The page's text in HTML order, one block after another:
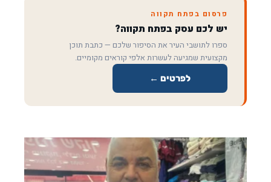
פרסום בפתח תקווה
יש לכם עסק בפתח תקווה?
ספרו לתושבי העיר את הסיפור שלכם — כתבת תוכן
מקצועית שמגיעה לעשרות אלפי קוראים מקומיים.
לפרטים ←